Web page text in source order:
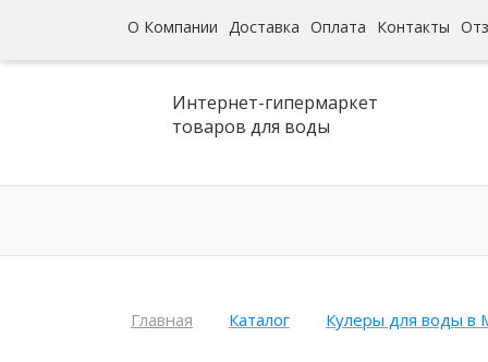
О Компании Доставка Оплата Контакты
Интернет-гипермаркет
товаров для воды
Главная Каталог Кулеры для воды в